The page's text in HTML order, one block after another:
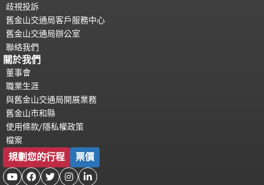
歧視投訴
舊金山交通局客戶服務中心
舊金山交通局辦公室
聯絡我們
關於我們
董事會
職業生涯
與舊金山交通局開展業務
舊金山市和縣
使用條款/隱私權政策
檔案
規劃您的行程 票價
    